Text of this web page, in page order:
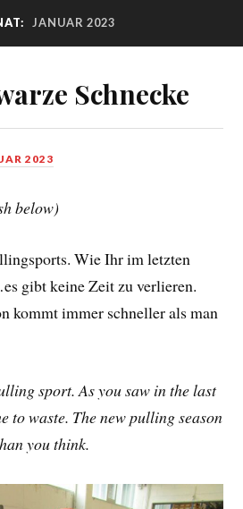
JANUAR 2023
Schnecke
2023
below)
Wie Ihr im letzten
gibt keine Zeit zu verlieren.
kommt immer schneller als man
sport. As you saw in the last
to waste. The new pulling season
you think.